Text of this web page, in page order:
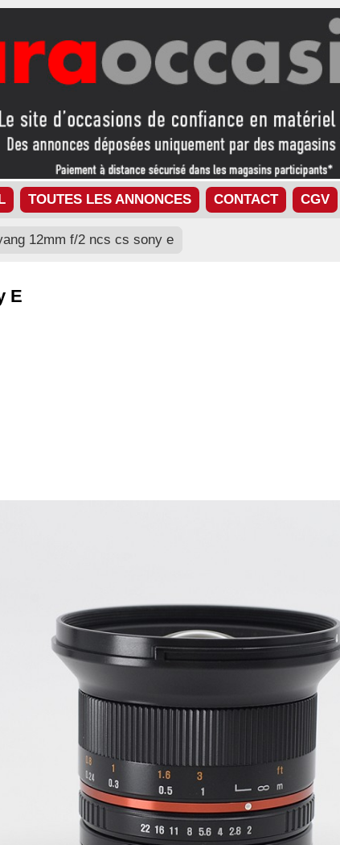
TOUTES LES ANNONCES CONTACT CGV
12mm f/2 ncs cs sony e
E